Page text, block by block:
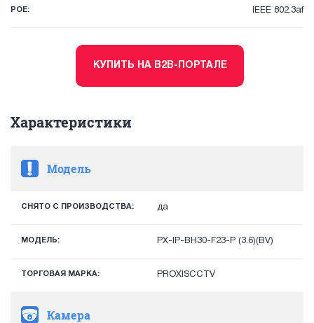
POE: IEEE 802.3af
КУПИТЬ НА B2B-ПОРТАЛЕ
Характеристики
Модель
СНЯТО С ПРОИЗВОДСТВА: да
МОДЕЛЬ: PX-IP-BH30-F23-P (3.6)(BV)
ТОРГОВАЯ МАРКА: PROXISCCTV
Камера